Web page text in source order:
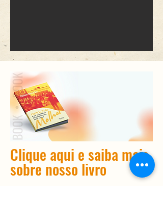
Clique aqui e saiba mais
sobre nosso livro